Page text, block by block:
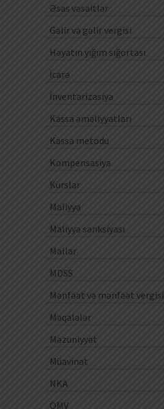
Əsas vəsaitlər
Gəlir və gəlir vergisi
Həyatın yığım sığortası
İcarə
İnventarizasiya
Kassa əməliyyatları
Kassa metodu
Kompensasiya
Kurslar
Maliyyə
Maliyyə sanksiyası
Mallar
MDSS
Mənfəət və mənfəət vergisi
Məqalələr
Məzuniyyət
Müavinət
NKA
ÖMV